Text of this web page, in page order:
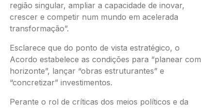
região singular, ampliar a capacidade de inovar,
crescer e competir num mundo em acelerada
transformação”.
Esclarece que do ponto de vista estratégico, o
Acordo estabelece as condições para “planear com
horizonte”, lançar “obras estruturantes” e
“concretizar” investimentos.
Perante o rol de críticas dos meios políticos e da